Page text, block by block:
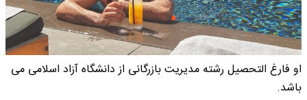
او فارغ التحصیل رشته مدیریت بازرگانی از دانشگاه آزاد اسلامی می
باشد.